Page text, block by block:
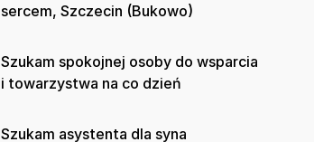
sercem, Szczecin (Bukowo)
Szukam spokojnej osoby do wsparcia
i towarzystwa na co dzień
Szukam asystenta dla syna